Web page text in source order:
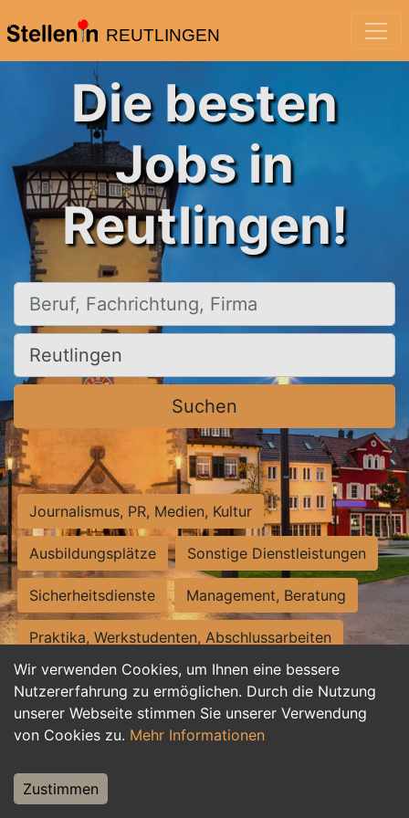
REUTLINGEN
Wir verwenden Cookies, um Ihnen eine bessere
Nutzererfahrung zu ermöglichen. Durch die Nutzung
unserer Webseite stimmen Sie unserer Verwendung
von Cookies zu. Mehr Informationen
Zustimmen
Die besten
Jobs in
Reutlingen!
Beruf, Fachrichtung, Firma
Ort, Stadt
Suchen
Journalismus, PR, Medien, Kultur
Ausbildungsplätze Sonstige Dienstleistungen
Sicherheitsdienste Management, Beratung
Praktika, Werkstudenten, Abschlussarbeiten
Personalwesen Assistenz, Sekretariat
Hilfskräfte, Aushilfs- und Nebenjobs
Weiterbildung, Studium, duale Ausbildung